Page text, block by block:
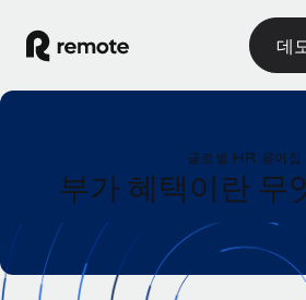
데
글로벌 고용
글로벌 급여
규정을 준수하며 급여 지급을 손쉽게 처
글로벌 서비스 제공
리소스
글로벌 HR 용어집
부가 혜택이란 무